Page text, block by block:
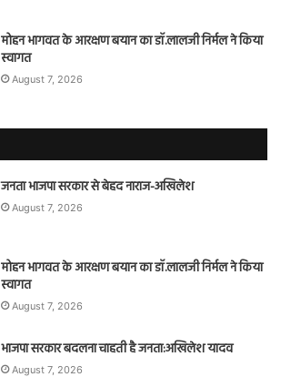
मोहन भागवत के आरक्षण बयान का डॉ.लालजी निर्मल ने किया
स्वागत
August 7, 2026
जनता भाजपा सरकार से बेहद नाराज-अखिलेश
August 7, 2026
मोहन भागवत के आरक्षण बयान का डॉ.लालजी निर्मल ने किया
स्वागत
August 7, 2026
भाजपा सरकार बदलना चाहती है जनता:अखिलेश यादव
August 7, 2026